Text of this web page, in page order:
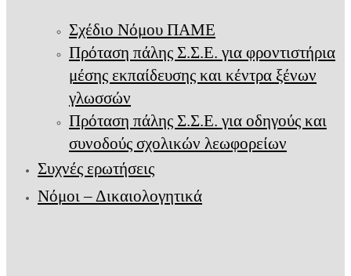
Σχέδιο Νόμου ΠΑΜΕ
Πρόταση πάλης Σ.Σ.Ε. για φροντιστήρια
μέσης εκπαίδευσης και κέντρα ξένων
γλωσσών
Πρόταση πάλης Σ.Σ.Ε. για οδηγούς και
συνοδούς σχολικών λεωφορείων
Συχνές ερωτήσεις
Νόμοι – Δικαιολογητικά